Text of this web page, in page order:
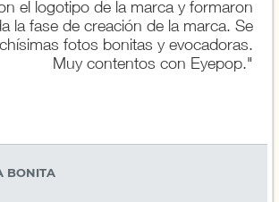
el logotipo de la marca y formaron
la fase de creación de la marca. Se
fotos bonitas y evocadoras.
Muy contentos con Eyepop."
BONITA